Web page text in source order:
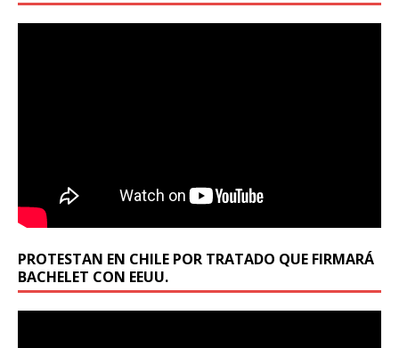
PROTESTAN EN CHILE POR TRATADO QUE FIRMARÁ
BACHELET CON EEUU.